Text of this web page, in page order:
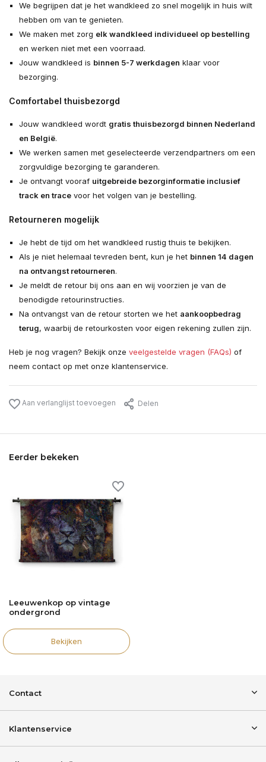
We begrijpen dat je het wandkleed zo snel mogelijk in huis wilt
hebben om van te genieten.
We maken met zorg elk wandkleed individueel op bestelling
en werken niet met een voorraad.
Jouw wandkleed is binnen 5-7 werkdagen klaar voor
bezorging.
Comfortabel thuisbezorgd
Jouw wandkleed wordt gratis thuisbezorgd binnen Nederland
en België.
We werken samen met geselecteerde verzendpartners om een
zorgvuldige bezorging te garanderen.
Je ontvangt vooraf uitgebreide bezorginformatie inclusief
track en tracevoor het volgen van je bestelling.
Retourneren mogelijk
Je hebt de tijd om het wandkleed rustig thuis te bekijken.
Als je niet helemaal tevreden bent, kun je het binnen 14 dagen
na ontvangst retourneren.
Je meldt de retour bij ons aan en wij voorzien je van de
benodigde retourinstructies.
Na ontvangst van de retour storten we het aankoopbedrag
terug, waarbij de retourkosten voor eigen rekening zullen zijn.
Heb je nog vragen? Bekijk onze veelgestelde vragen (FAQs) of
neem contact op met onze klantenservice.
Aan verlanglijst toevoegen Delen
Eerder bekeken
Leeuwenkop op vintage
ondergrond
Bekijken
Contact
Klantenservice